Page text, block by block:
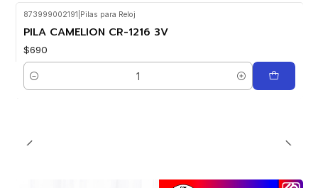
873999002191 Pilas para Reloj
PILA CAMELION CR-1216 3V
$690
Cantidad